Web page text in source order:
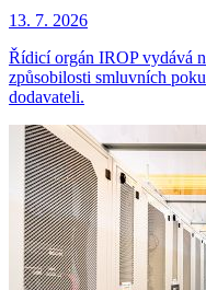
13. 7. 2026
Řídicí orgán IROP vydává
způsobilosti smluvních
dodavateli.